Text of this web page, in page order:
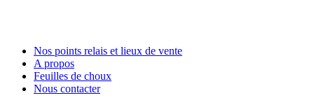
Nos points relais et lieux de vente
A propos
Feuilles de choux
Nous contacter